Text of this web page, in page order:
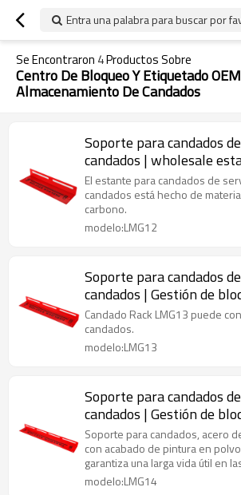
Entra una palabra para buscar por
Se Encontraron 4Productos Sobre
Centro De Bloqueo Y Etiquetado
Almacenamiento De Candados
Soporte para candados
candados | wholesale
de acero montado en la
El estante para candados de
candados está hecho de
carbono.
modelo:LMG12
Soporte para candados
candados | Gestión de
etiquetado | Centro de
etiquetado OEM para
candados
Candado Rack LMG13 puede
candados.
modelo:LMG13
Soporte para candados
candados | Gestión de
etiquetado | Proveedor
candado de etiquetado
China
Soporte para candados, acero
con acabado de pintura en
garantiza una larga vida útil en
fabricación.
modelo:LMG14